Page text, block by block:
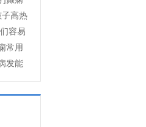
子高热
容易
常用
发能